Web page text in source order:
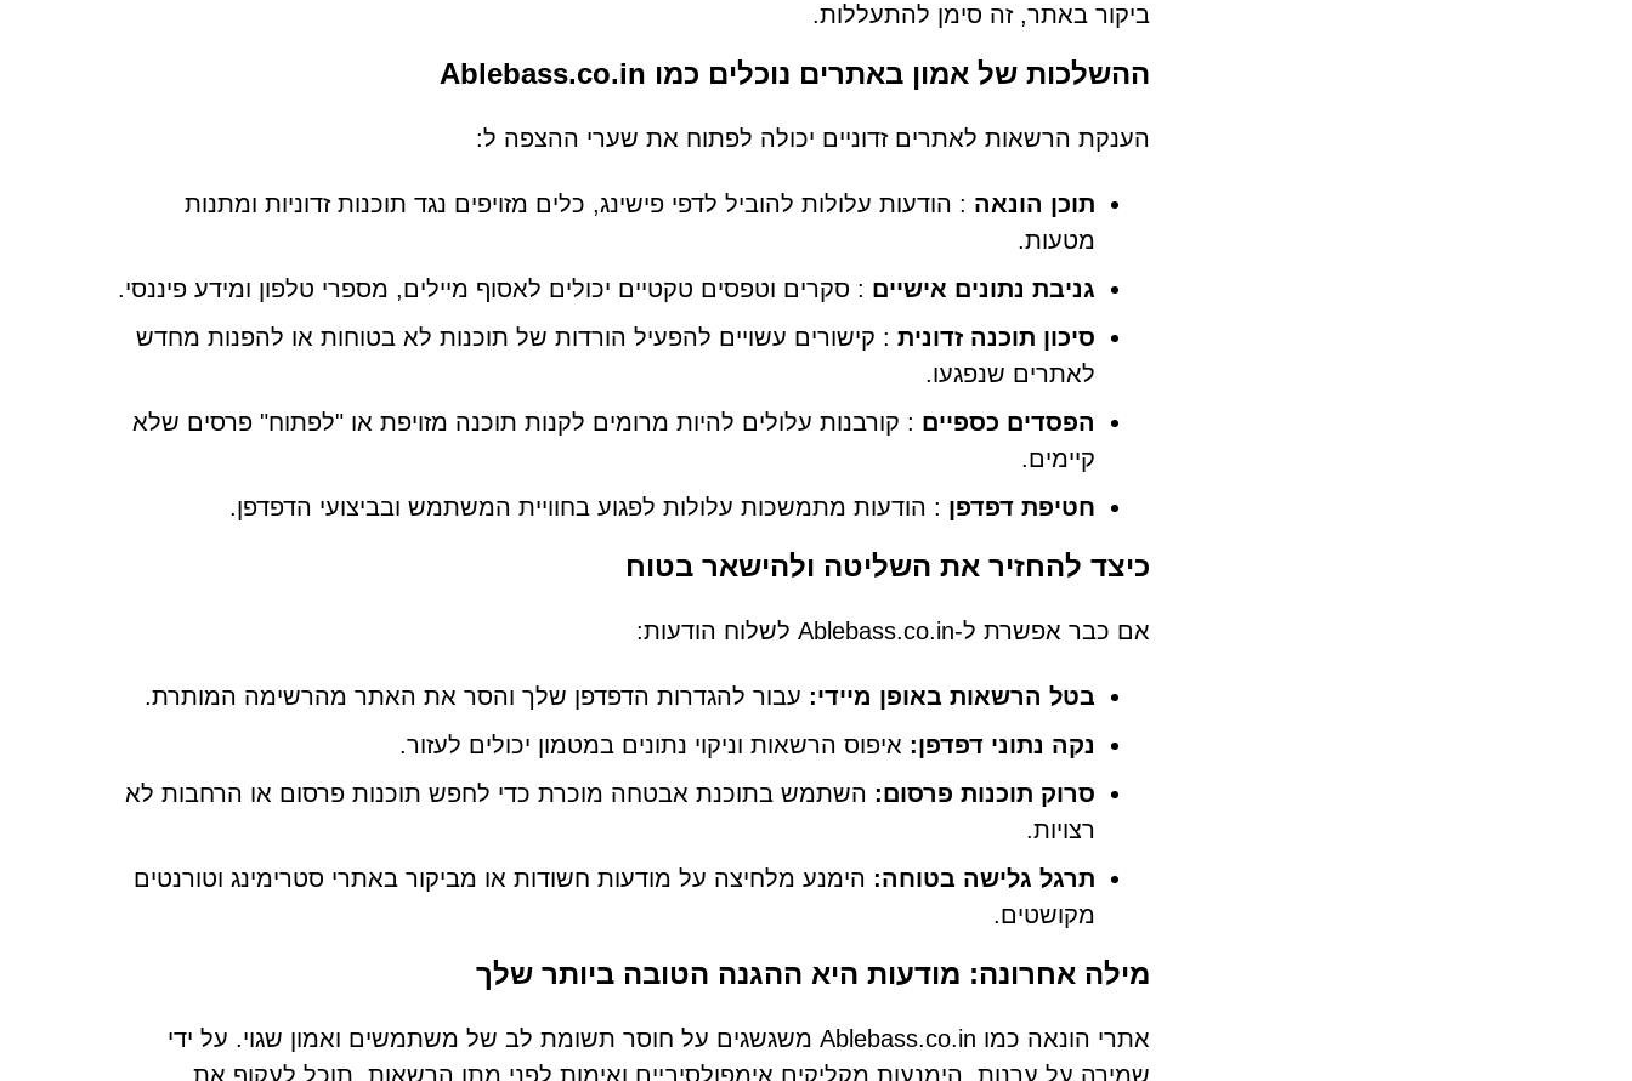
ביקור באתר, זה סימן להתעללות.
ההשלכות של אמון באתרים נוכלים כמו Ablebass.co.in
הענקת הרשאות לאתרים זדוניים יכולה לפתוח את שערי ההצפה ל:
תוכן הונאה : הודעות עלולות להוביל לדפי פישינג, כלים מזויפים נגד תוכנות זדוניות ומתנות
מטעות.
גניבת נתונים אישיים : סקרים וטפסים טקטיים יכולים לאסוף מיילים, מספרי טלפון ומידע פיננסי.
סיכון תוכנה זדונית : קישורים עשויים להפעיל הורדות של תוכנות לא בטוחות או להפנות מחדש
לאתרים שנפגעו.
הפסדים כספיים : קורבנות עלולים להיות מרומים לקנות תוכנה מזויפת או "לפתוח" פרסים שלא
קיימים.
חטיפת דפדפן : הודעות מתמשכות עלולות לפגוע בחוויית המשתמש ובביצועי הדפדפן.
כיצד להחזיר את השליטה ולהישאר בטוח
אם כבר אפשרת ל-Ablebass.co.in לשלוח הודעות:
בטל הרשאות באופן מיידי: עבור להגדרות הדפדפן שלך והסר את האתר מהרשימה המותרת.
נקה נתוני דפדפן: איפוס הרשאות וניקוי נתונים במטמון יכולים לעזור.
סרוק תוכנות פרסום: השתמש בתוכנת אבטחה מוכרת כדי לחפש תוכנות פרסום או הרחבות לא
רצויות.
תרגל גלישה בטוחה: הימנע מלחיצה על מודעות חשודות או מביקור באתרי סטרימינג וטורנטים
מקושטים.
מילה אחרונה: מודעות היא ההגנה הטובה ביותר שלך
אתרי הונאה כמו Ablebass.co.in משגשגים על חוסר תשומת לב של משתמשים ואמון שגוי. על ידי
שמירה על ערנות, הימנעות מקליקים אימפולסיביים ואימות לפני מתן הרשאות, תוכל לעקוף את